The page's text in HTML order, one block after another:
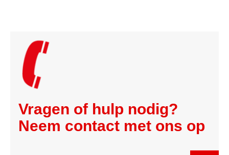
Vragen of hulp nodig?
Neem contact met ons op